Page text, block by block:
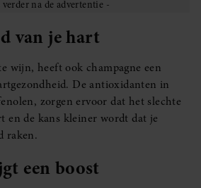
van je hart
wijn, heeft ook champagne een
De antioxidanten in
zorgen ervoor dat het slechte
en de kans kleiner wordt dat je
raken.
een boost